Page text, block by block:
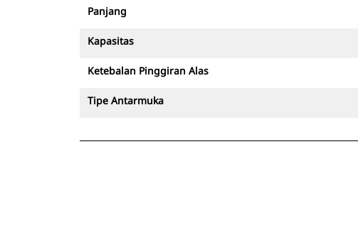
Panjang
Kapasitas
Ketebalan Pinggiran Alas
Tipe Antarmuka